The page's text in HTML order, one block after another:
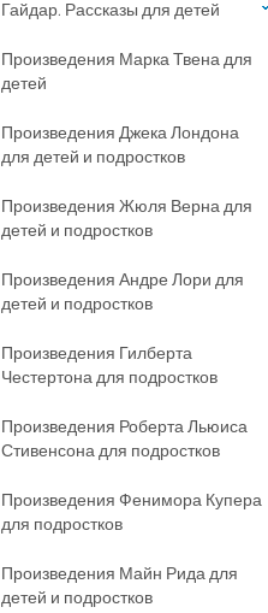
Гайдар. Рассказы для детей
Произведения Марка Твена для
детей
Произведения Джека Лондона
для детей и подростков
Произведения Жюля Верна для
детей и подростков
Произведения Андре Лори для
детей и подростков
Произведения Гилберта
Честертона для подростков
Произведения Роберта Льюиса
Стивенсона для подростков
Произведения Фенимора Купера
для подростков
Произведения Майн Рида для
детей и подростков